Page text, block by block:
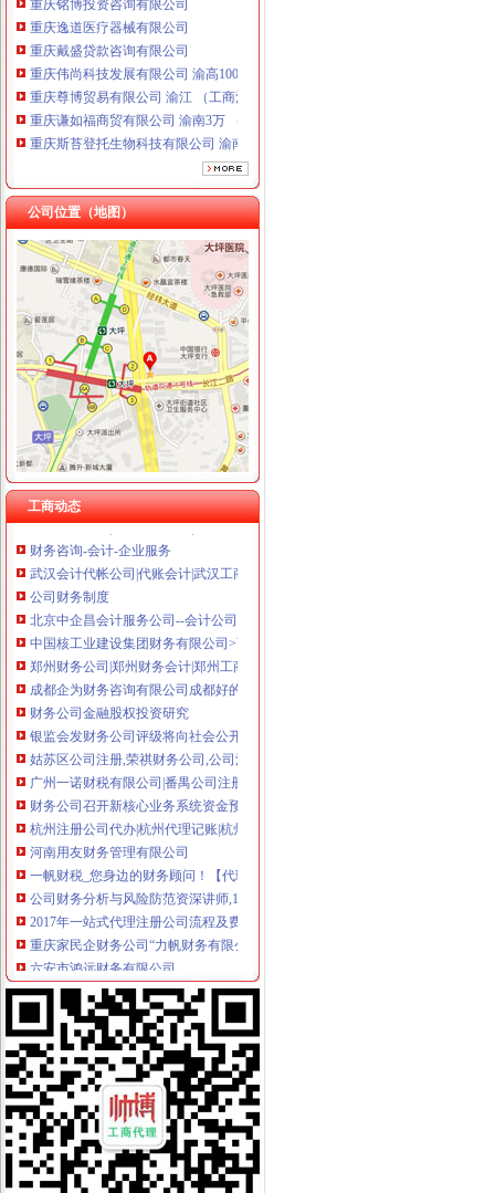
重庆逸道医疗器械有限公司
重庆戴盛贷款咨询有限公司
重庆伟尚科技发展有限公司 渝高100万 （工商注册）
重庆尊博贸易有限公司 渝江 （工商注册）
重庆谦如福商贸有限公司 渝南3万 （公司转让）
重庆斯苔登托生物科技有限公司 渝南10万 （工商注册）
上海蓝天房屋装饰工程有限公司重庆分公司 渝北 （工商注册）
重庆华康假肢矫形有限公司 渝中120万 （增资）
上海兆妩贸易有限公司重庆龙湖·北城天街分公司 （工商注册）
公司位置（地图）
工商动态
财务公司
央企财务公司谋变-新闻频道-和讯网
企业财务管理培训,财务培训课程,税务培训课程-铂略咨询,财税培
财务公司金融股权投资研究
唐山代理记账,唐山注册公司,唐山财务咨询-唐山梦雪财务咨询有限
五粮液集团财务有限公司
杭州代办公司注册|杭州代理公司注册|杭州铭悦财务咨询有限公司
公司财务表格大全_财务报表表格下载【财务表格大全】_资讯专题_金
大连公司注册|大连注册公司|大连代办公司|大连财务代理|大连代理记帐
财务咨询-会计-企业服务
武汉会计代帐公司|代账会计|武汉工商代理|代办公司注册|选欣荣会计
公司财务制度
北京中企昌会计服务公司--会计公司,财务公司,代理记账,工商注
中国核工业建设集团财务有限公司>页
郑州财务公司|郑州财务会计|郑州工商注册-郑州茂之盛财务咨询有限公
成都企为财务咨询有限公司成都好的财务服务,兼职会计,代理记账
财务公司金融股权投资研究
银监会发财务公司评级将向社会公开作为监管依据_财经_腾讯网
姑苏区公司注册,荣祺财务公司,公司注册公司_天助网
广州一诺财税有限公司|番禺公司注册|番禺注册公司|番禺财务公司|番禺
财务公司召开新核心业务系统资金预算功能研讨会
杭州注册公司代办|杭州代理记账|杭州代理记账服务-杭州臻言财务咨询
河南用友财务管理有限公司
一帆财税_您身边的财务顾问！【代理记账-公司注册变更-深圳宝安沙井
公司财务分析与风险防范资深讲师,11月13日上海报表分析培训-中华
2017年一站式代理注册公司流程及费用得多少钱-郑州久之荣财务服
重庆家民企财务公司“力帆财务有限公司”正式开业-旅游频道-华龙网
六安市鸿远财务有限公司
清华控股集团财务有限公司
长沙财务咨询公司_长沙代理记账公司_长沙会计服务代办_长沙恒川财
深圳代理注册公司|深圳财务公司|专业注册深圳公司天天价
财务公司盈利能力有待提高_财经频道_同花顺财经
央企财务公司谋变-新闻频道-和讯网
无锡财务公司,无锡财务外包,无锡财务顾问,无锡财税顾问,无
天津代理记账-天津代理记账公司-天津财务公司-天津代办营业执照-天津
榆林代理注册公司_榆林代理记账_榆林工商代办_榆林财务公司_榆林
财务公司如何向产业银行转型-银行频道-和讯网
页